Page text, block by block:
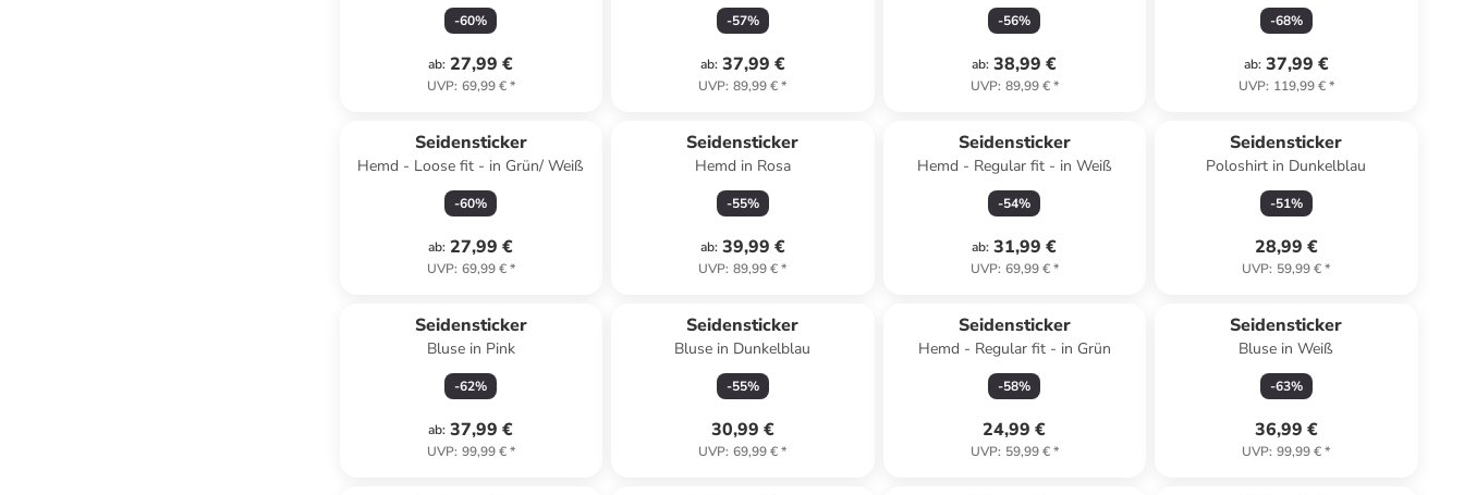
-60%
ab: 27,99 €
UVP: 69,99 €*
-57%
ab: 37,99 €
UVP: 89,99 €*
-56%
ab: 38,99 €
UVP: 89,99 €*
-68%
ab: 37,99 €
UVP: 119,99 €*
Seidensticker
Hemd - Loose fit - in Grün/ Weiß
-60%
ab: 27,99 €
UVP: 69,99 €*
Seidensticker
Hemd in Rosa
-55%
ab: 39,99 €
UVP: 89,99 €*
Seidensticker
Hemd - Regular fit - in Weiß
-54%
ab: 31,99 €
UVP: 69,99 €*
Seidensticker
Poloshirt in Dunkelblau
-51%
28,99 €
UVP: 59,99 €*
Seidensticker
Bluse in Pink
-62%
ab: 37,99 €
UVP: 99,99 €*
Seidensticker
Bluse in Dunkelblau
-55%
30,99 €
UVP: 69,99 €*
Seidensticker
Hemd - Regular fit - in Grün
-58%
24,99 €
UVP: 59,99 €*
Seidensticker
Bluse in Weiß
-63%
36,99 €
UVP: 99,99 €*